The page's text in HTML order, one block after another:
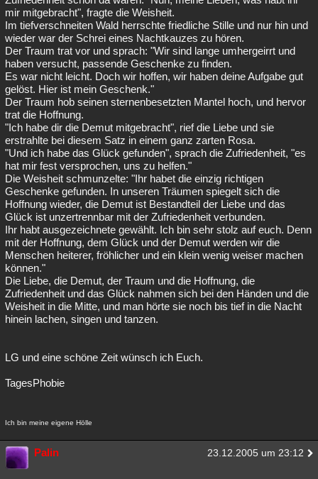
mir mitgebracht", fragte die Weisheit.
Im tiefverschneiten Wald herrschte friedliche Stille und nur hin und
wieder war der Schrei eines Nachtkauzes zu hören.
Der Traum trat vor und sprach: "Wir sind lange umhergeirrt und
haben versucht, passende Geschenke zu finden.
Es war nicht leicht. Doch wir hoffen, wir haben deine Aufgabe gut
gelöst. Hier ist mein Geschenk."
Der Traum hob seinen sternenbesetzten Mantel hoch, und hervor
trat die Hoffnung.
"Ich habe dir die Demut mitgebracht", rief die Liebe und sie
erstrahlte bei diesem Satz in einem ganz zarten Rosa.
"Und ich habe das Glück gefunden", sprach die Zufriedenheit, "es
hat mir fest versprochen, uns zu helfen."
Die Weisheit schmunzelte: "Ihr habet die einzig richtigen
Geschenke gefunden. In unseren Träumen spiegelt sich die
Hoffnung wieder, die Demut ist Bestandteil der Liebe und das
Glück ist unzertrennbar mit der Zufriedenheit verbunden.
Ihr habt ausgezeichnete gewählt. Ich bin sehr stolz auf euch. Denn
mit der Hoffnung, dem Glück und der Demut werden wir die
Menschen heiterer, fröhlicher und ein klein wenig weiser machen
können."
Die Liebe, die Demut, der Traum und die Hoffnung, die
Zufriedenheit und das Glück nahmen sich bei den Händen und die
Weisheit in die Mitte, und man hörte sie noch bis tief in die Nacht
hinein lachen, singen und tanzen.
LG und eine schöne Zeit wünsch ich Euch.
TagesPhobie
Ich bin meine eigene Hölle
Palin 23.12.2005 um 23:12